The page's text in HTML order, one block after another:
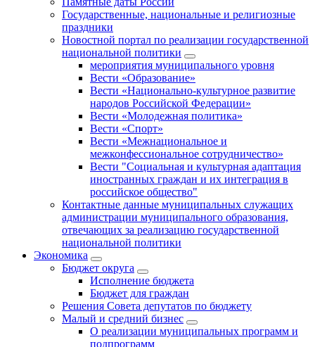
Государственные, национальные и религиозные
праздники
Новостной портал по реализации государственной
национальной политики
мероприятия муниципального уровня
Вести «Образование»
Вести «Национально-культурное развитие
народов Российской Федерации»
Вести «Молодежная политика»
Вести «Спорт»
Вести «Межнациональное и
межконфессиональное сотрудничество»
Вести "Социальная и культурная адаптация
иностранных граждан и их интеграция в
российское общество"
Контактные данные муниципальных служащих
администрации муниципального образования,
отвечающих за реализацию государственной
национальной политики
Экономика
Бюджет округa
Исполнение бюджета
Бюджет для граждан
Решения Совета депутатов по бюджету
Малый и средний бизнес
О реализации муниципальных программ и
подпрограмм